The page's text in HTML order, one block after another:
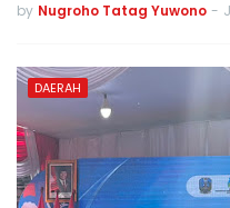
by Nugroho Tatag Yuwono -
DAERAH